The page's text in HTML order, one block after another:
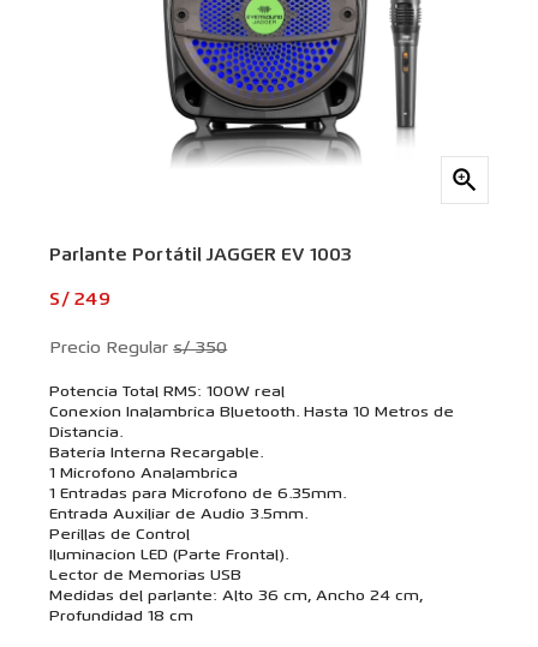

Parlante Portátil JAGGER EV 1003
S/ 249
Precio Regulars/ 350
Potencia Total RMS: 100W real
Conexion Inalambrica Bluetooth. Hasta 10 Metros de
Distancia.
Bateria Interna Recargable.
1 Microfono Analambrica
1 Entradas para Microfono de 6.35mm.
Entrada Auxiliar de Audio 3.5mm.
Perillas de Control
Iluminacion LED (Parte Frontal).
Lector de Memorias USB
Medidas del parlante: Alto 36 cm, Ancho 24 cm,
Profundidad 18 cm